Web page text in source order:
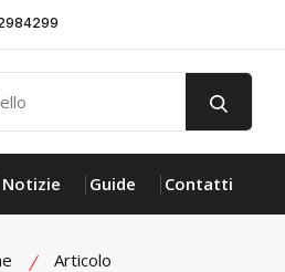
Notizie Guide Contatti
Articolo